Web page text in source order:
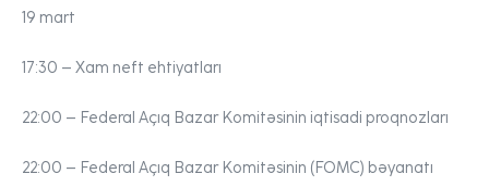
19 mart
17:30 – Xam neft ehtiyatları
22:00 – Federal Açıq Bazar Komitəsinin iqtisadi proqnozları
22:00 – Federal Açıq Bazar Komitəsinin (FOMC) bəyanatı